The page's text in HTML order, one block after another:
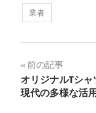
業者
投
稿
前の記事
オリジナルTシ
現代の多様な活